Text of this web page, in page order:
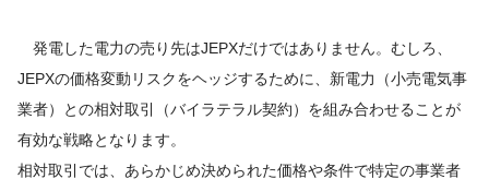
発電した電力の売り先はJEPXだけではありません。むしろ、
JEPXの価格変動リスクをヘッジするために、新電力（小売電気事
業者）との相対取引（バイラテラル契約）を組み合わせることが
有効な戦略となります。
相対取引では、あらかじめ決められた価格や条件で特定の事業者